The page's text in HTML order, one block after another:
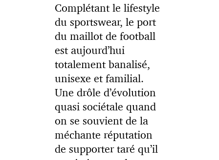
Complétant le lifestyle
du sportswear, le port
du maillot de football
est aujourd’hui
totalement banalisé,
unisexe et familial.
Une drôle d’évolution
quasi sociétale quand
on se souvient de la
méchante réputation
de supporter taré qu’il